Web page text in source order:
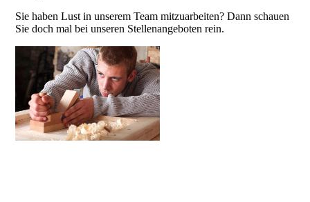
Sie haben Lust in unserem Team mitzuarbeiten? Dann schauen
Sie doch mal bei unseren Stellenangeboten rein.